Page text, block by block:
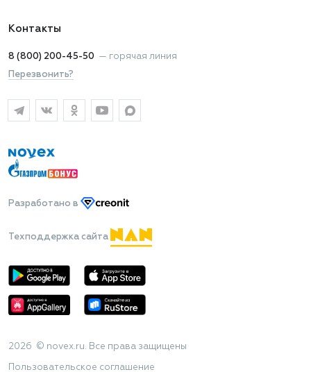
Контакты
8 (800) 200-45-50 — горячая линия
Перезвонить?
Разработано в
Техподдержка сайта
2026 © novex.ru. Все права защищены
Пользовательское соглашение